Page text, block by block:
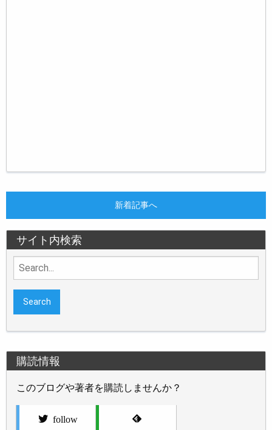
新着記事へ
サイト内検索
Search
for:
購読情報
このブログや著者を購読しませんか？
follow